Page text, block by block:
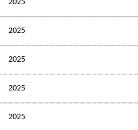
2025
2025
2025
2025
2025